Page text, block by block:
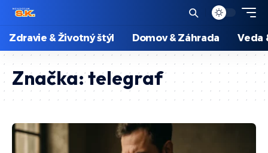
Zdravie & Životný štýl Domov & Záhrada Veda
Značka:telegraf